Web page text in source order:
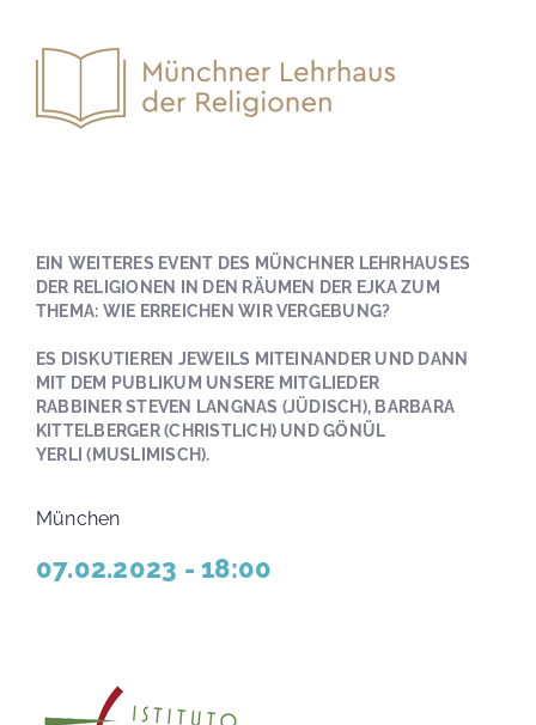
EIN WEITERES EVENT DES MÜNCHNER LEHRHAUSES
DER RELIGIONEN IN DEN RÄUMEN DER EJKA ZUM
THEMA: WIE ERREICHEN WIR VERGEBUNG?
ES DISKUTIEREN JEWEILS MITEINANDER UND DANN
MIT DEM PUBLIKUM UNSERE MITGLIEDER
RABBINER STEVEN LANGNAS (JÜDISCH), BARBARA
KITTELBERGER (CHRISTLICH) UND GÖNÜL
YERLI (MUSLIMISCH).
München
07.02.2023 - 18:00